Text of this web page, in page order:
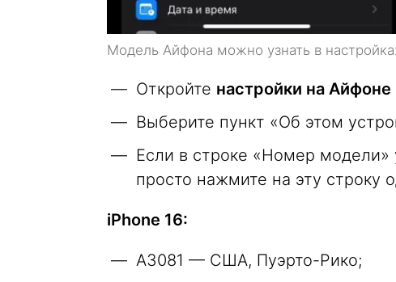
Модель Айфона можно узнать в
Откройте настройки на Айфоне
Выберите пункт «Об этом
Если в строке «Номер модели»
просто нажмите на эту строку
iPhone 16:
A3081 — США, Пуэрто-Рико;